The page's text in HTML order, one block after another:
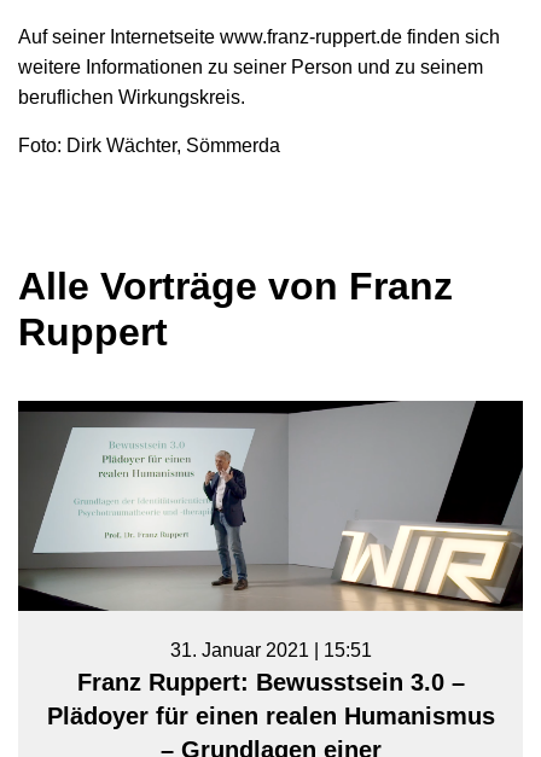
Auf seiner Internetseite www.franz-ruppert.de finden sich
weitere Informationen zu seiner Person und zu seinem
beruflichen Wirkungskreis.
Foto: Dirk Wächter, Sömmerda
Alle Vorträge von Franz
Ruppert
31. Januar 2021 | 15:51
Franz Ruppert: Bewusstsein 3.0 –
Plädoyer für einen realen Humanismus
– Grundlagen einer